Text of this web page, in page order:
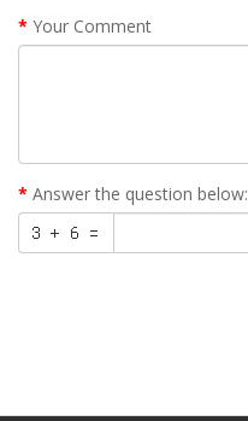
Your Comment
Answer the question below: